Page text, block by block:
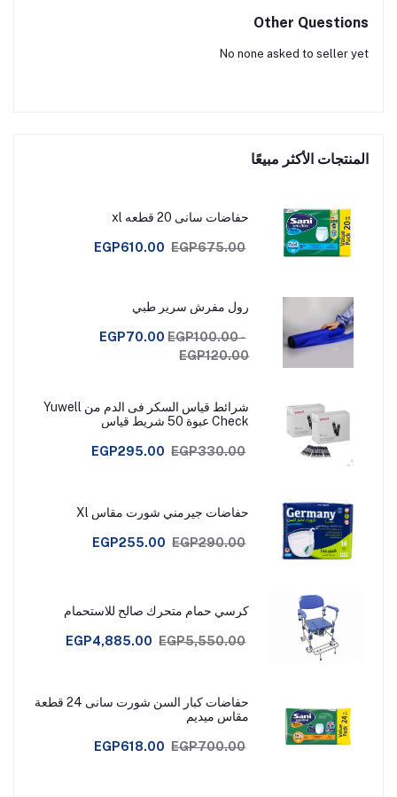
Other Questions
No none asked to seller yet
المنتجات الأكثر مبيعًا
حفاضات سانى 20 قطعه xl
EGP610.00 EGP675.00
رول مفرش سرير طبي
EGP70.00 EGP100.00 -
EGP120.00
شرائط قياس السكر فى الدم من Yuwell
Check عبوة 50 شريط قياس
EGP295.00 EGP330.00
حفاضات جيرمني شورت مقاس Xl
EGP255.00 EGP290.00
كرسي حمام متحرك صالح للاستحمام
EGP4,885.00 EGP5,550.00
حفاضات كبار السن شورت سانى 24 قطعة
مقاس ميديم
EGP618.00 EGP700.00